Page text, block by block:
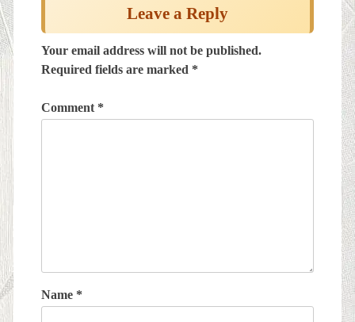
Leave a Reply
Your email address will not be published.
Required fields are marked *
Comment *
Name *